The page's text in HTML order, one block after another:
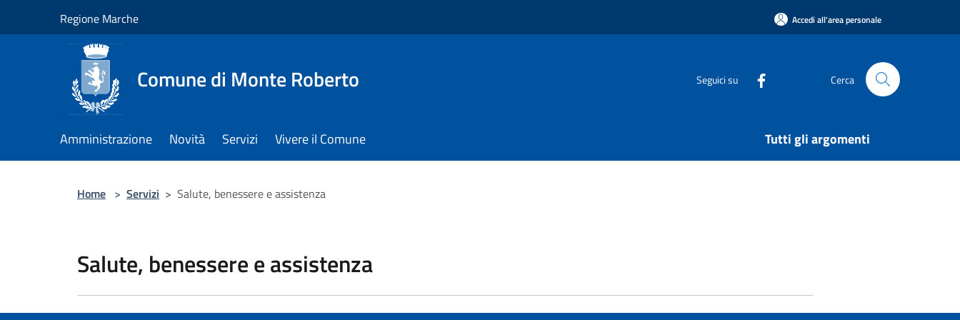
Regione Marche Accedi all'area personale
Comune di Monte Roberto Seguici su Cerca
Amministrazione Novità Servizi Vivere il Comune Tutti gli argomenti
Home > Servizi > Salute, benessere e assistenza
Salute, benessere e assistenza